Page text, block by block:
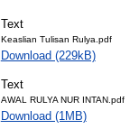
Text
Keaslian Tulisan Rulya.pdf
Download (229kB)
Text
AWAL RULYA NUR INTAN.pdf
Download (1MB)